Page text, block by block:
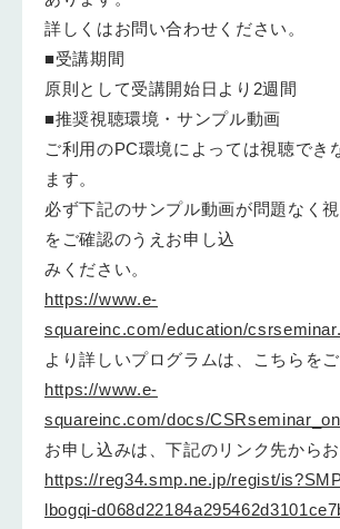
詳しくはお問い合わせください。
■受講期間
原則として受講開始日より2週間
■推奨視聴環境・サンプル動画
ご利用のPC環境によっては視聴でき
ます。
必ず下記のサンプル動画が問題なく
をご確認のうえお申し込
みください。
https://www.e-
squareinc.com/education/
より詳しいプログラムは、こちらをご
https://www.e-
squareinc.com/docs/
お申し込みは、下記のリンク先からお
https://reg34.smp.ne.jp/regist/
lbogqi-